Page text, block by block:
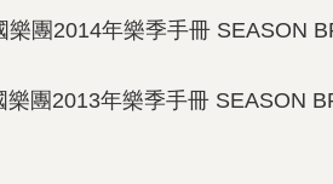
樂團2014年樂季手冊 SEASON
樂團2013年樂季手冊 SEASON